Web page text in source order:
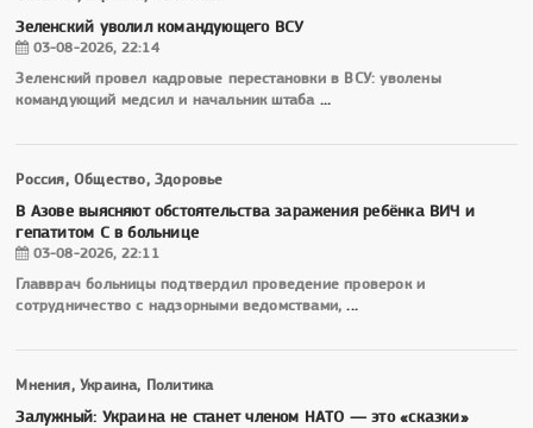
Зеленский уволил командующего ВСУ
03-08-2026, 22:14
Зеленский провел кадровые перестановки в ВСУ: уволены
командующий медсил и начальник штаба ...
Россия, Общество, Здоровье
В Азове выясняют обстоятельства заражения ребёнка ВИЧ и
гепатитом С в больнице
03-08-2026, 22:11
Главврач больницы подтвердил проведение проверок и
сотрудничество с надзорными ведомствами,...
Мнения, Украина, Политика
Залужный: Украина не станет членом НАТО — это «сказки»